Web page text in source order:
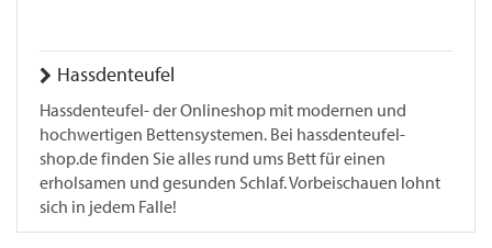
Hassdenteufel
Hassdenteufel- der Onlineshop mit modernen und
hochwertigen Bettensystemen. Bei hassdenteufel-
shop.de finden Sie alles rund ums Bett für einen
erholsamen und gesunden Schlaf. Vorbeischauen lohnt
sich in jedem Falle!